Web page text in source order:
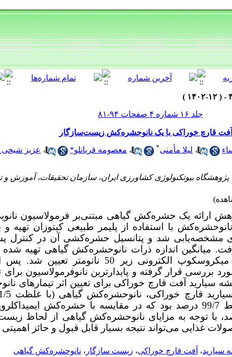
جلد ۱۶ شماره ۴ صفحات ۹۴-۸۱
قارچ خوراکی با یک نانوحشره‌کش زیست‌سازگار
، لیلا مأمنی* ، معصومه قربانلو* ، عزیز شیخی
پژوهشگاه بیوتکنولوژی کشاورزی ایران، سازمان تحقیقات، آموزش و
ارائه یک حشره‌کش گیاهی مبتنی‌بر فرمولاسیون
نانوحشره‌کش با استفاده از پلیمر طبیعی کیتوزان
مشخصه‌یابی شد و پتانسیل حشره‌کشی آن در کنترل
میانگین اندازه ذرات نانوحشره‌کش گیاهی تهیه شده
دینامیک نور) و میکروسکوپ الکترونی
بررسی قرار گرفته و پایدارترین نانوفرمولاسیون
سیارید آفت قارچ خوراکی برای تعیین اثر تیمار‌های
100 درصد، با توجه به مزایای نانوحشره‌کش گیاهی از
غذایی می‌تواند نتیجه بسیار قابل قبول و حائز
سیارید، آفت قارچ خوراکی، زیست سازگار ، نانوحشره‌کش گیاهی